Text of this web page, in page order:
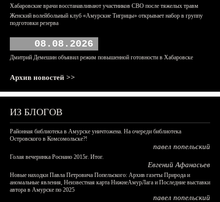
Хабаровские врачи восстанавливают участников СВО после тяжелых травм
Женский волейбольный клуб «Амурские Тигрицы» открывает набор в группу
подготовки резерва
08.08.2026
Дмитрий Демешин объявил режим повышенной готовности в Хабаровске
Архив новостей >>
ИЗ БЛОГОВ
Районная библиотека в Амурске уничтожена. На очереди библиотека
Островского в Комсомольске?!
павел попельский
Голая вечеринка Роснано 2015г. Итог.
Евгений Афанасьев
Новые находки Павла Петровича Попельского: Архив газеты Природа и
аномальные явления, Неизвестная карта НижнеАмурЛага и Последние выставки
автора в Амурске по 2025
павел попельский